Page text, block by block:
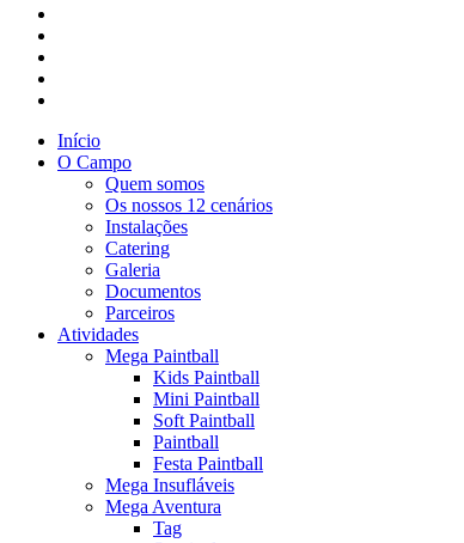
Início
O Campo
Quem somos
Os nossos 12 cenários
Instalações
Catering
Galeria
Documentos
Parceiros
Atividades
Mega Paintball
Kids Paintball
Mini Paintball
Soft Paintball
Paintball
Festa Paintball
Mega Insufláveis
Mega Aventura
Tag